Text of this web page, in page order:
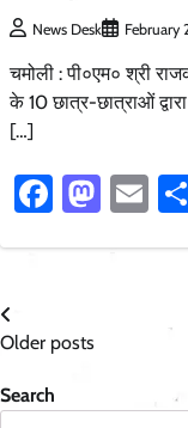
News Desk February
चमोली : पी०एम० श्री
के 10 छात्र-छात्राओं
[…]
Posts
navigation
Older posts
Search